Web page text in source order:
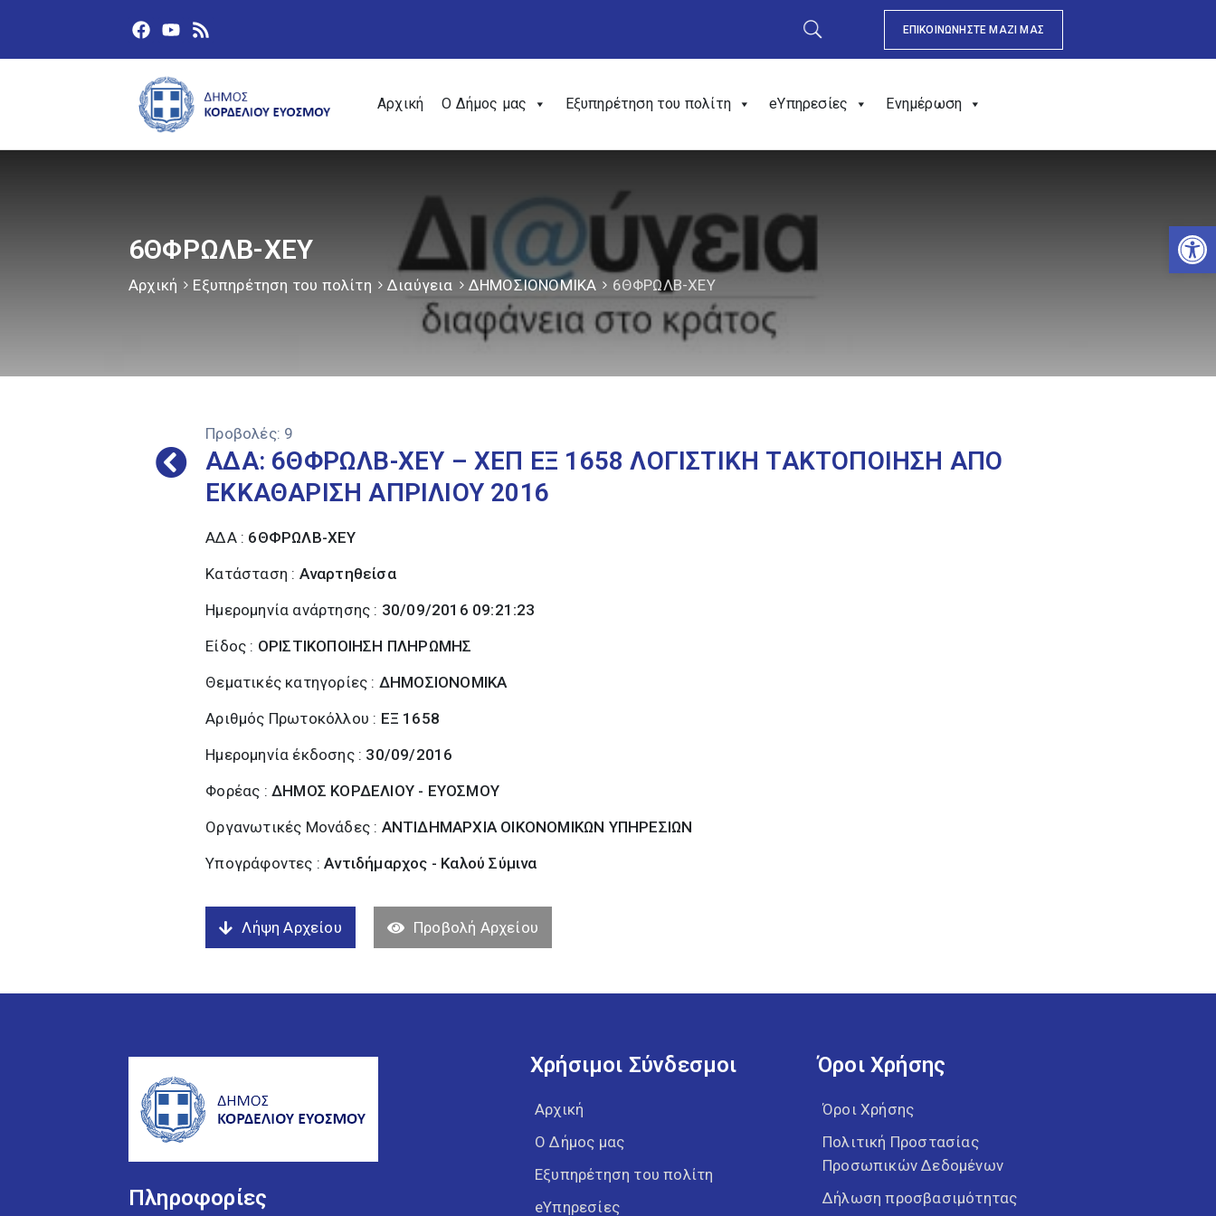
ΕΠΙΚΟΙΝΩΝΗΣΤΕ ΜΑΖΙ ΜΑΣ
Αρχική Ο Δήμος μας Εξυπηρέτηση του πολίτη eΥπηρεσίες Ενημέρωση
6ΘΦΡΩΛΒ-ΧΕΥ
Αρχική Εξυπηρέτηση του πολίτη Διαύγεια ΔΗΜΟΣΙΟΝΟΜΙΚΑ 6ΘΦΡΩΛΒ-ΧΕΥ
Προβολές: 9
ΑΔΑ: 6ΘΦΡΩΛΒ-ΧΕΥ – ΧΕΠ ΕΞ 1658 ΛΟΓΙΣΤΙΚΗ ΤΑΚΤΟΠΟΙΗΣΗ ΑΠΟ
ΕΚΚΑΘΑΡΙΣΗ ΑΠΡΙΛΙΟΥ 2016
ΑΔΑ : 6ΘΦΡΩΛΒ-ΧΕΥ
Κατάσταση : Αναρτηθείσα
Ημερομηνία ανάρτησης : 30/09/2016 09:21:23
Είδος : ΟΡΙΣΤΙΚΟΠΟΙΗΣΗ ΠΛΗΡΩΜΗΣ
Θεματικές κατηγορίες : ΔΗΜΟΣΙΟΝΟΜΙΚΑ
Αριθμός Πρωτοκόλλου : ΕΞ 1658
Ημερομηνία έκδοσης : 30/09/2016
Φορέας :ΔΗΜΟΣ ΚΟΡΔΕΛΙΟΥ - ΕΥΟΣΜΟΥ
Οργανωτικές Μονάδες : ΑΝΤΙΔΗΜΑΡΧΙΑ ΟΙΚΟΝΟΜΙΚΩΝ ΥΠΗΡΕΣΙΩΝ
Υπογράφοντες :Αντιδήμαρχος - Καλού Σύµινα
Λήψη Αρχείου Προβολή Αρχείου
Πληροφορίες
Χρήσιμοι Σύνδεσμοι
Αρχική
Ο Δήμος μας
Εξυπηρέτηση του πολίτη
eΥπηρεσίες
Όροι Χρήσης
Όροι Χρήσης
Πολιτική Προστασίας
Προσωπικών Δεδομένων
Δήλωση προσβασιμότητας